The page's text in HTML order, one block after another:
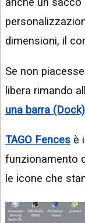
dimensioni, il
Se non
libera rimando
una barra
TAGO Fences è il
funzionamento
le icone che